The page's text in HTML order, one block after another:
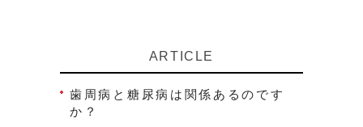
ARTICLE
歯周病と糖尿病は関係あるのです
か？